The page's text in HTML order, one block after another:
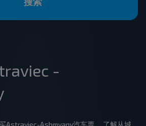
-
Astraviec-Ashmyany汽车票。 了解从城